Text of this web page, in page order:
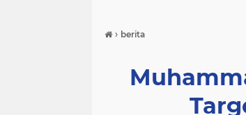
› berita